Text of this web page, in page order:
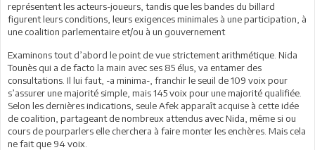
représentent les acteurs-joueurs, tandis que les bandes du billard
figurent leurs conditions, leurs exigences minimales à une participation, à
une coalition parlementaire et/ou à un gouvernement
Examinons tout d’abord le point de vue strictement arithmétique. Nida
Tounès qui a de facto la main avec ses 85 élus, va entamer des
consultations. Il lui faut, -a minima-, franchir le seuil de 109 voix pour
s’assurer une majorité simple, mais 145 voix pour une majorité qualifiée.
Selon les dernières indications, seule Afek apparaît acquise à cette idée
de coalition, partageant de nombreux attendus avec Nida, même si ou
cours de pourparlers elle cherchera à faire monter les enchères. Mais cela
ne fait que 94 voix.